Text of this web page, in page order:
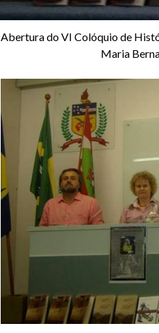
Abertura do VI Colóquio de
Maria